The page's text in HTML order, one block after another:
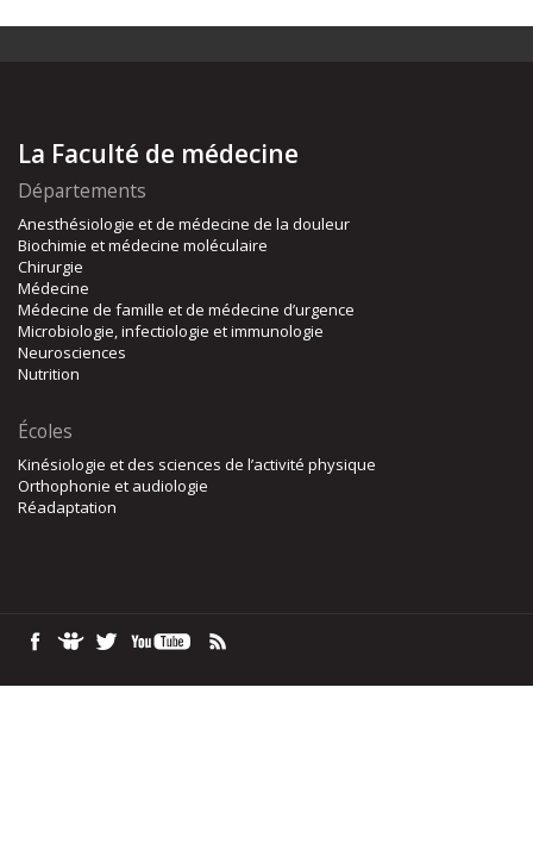
La Faculté de médecine
Départements
Anesthésiologie et de médecine de la douleur
Biochimie et médecine moléculaire
Chirurgie
Médecine
Médecine de famille et de médecine d’urgence
Microbiologie, infectiologie et immunologie
Neurosciences
Nutrition
Écoles
Kinésiologie et des sciences de l’activité physique
Orthophonie et audiologie
Réadaptation